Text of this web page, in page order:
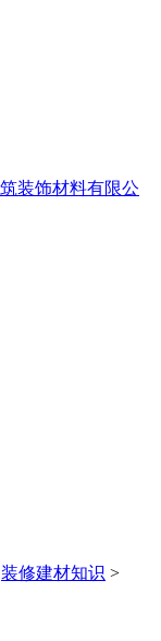
装修建材知识 >